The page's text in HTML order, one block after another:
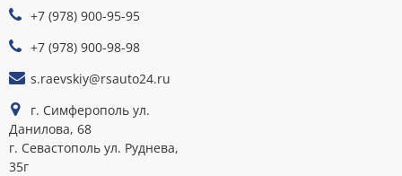
+7 (978) 900-95-95
+7 (978) 900-98-98
s.raevskiy@rsauto24.ru
г. Симферополь ул.
Данилова, 68
г. Севастополь ул. Руднева,
35г